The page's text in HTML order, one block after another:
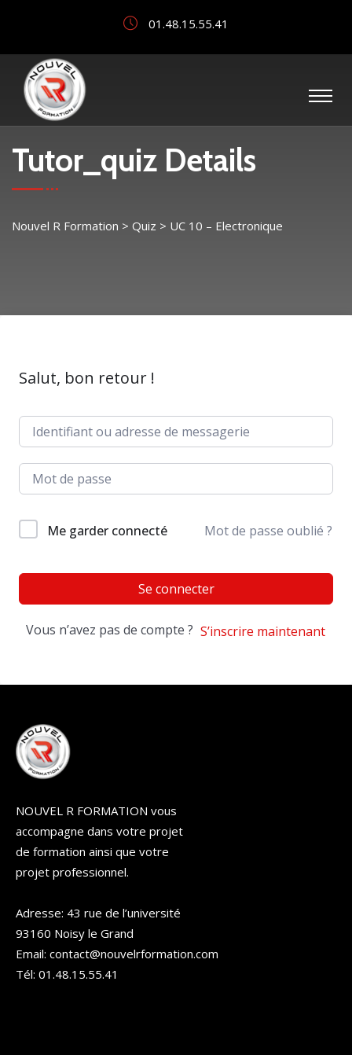
01.48.15.55.41
Tutor_quiz Details
Nouvel R Formation > Quiz > UC 10 – Electronique
Salut, bon retour !
Me garder connecté Mot de passe oublié ?
Se connecter
Vous n’avez pas de compte ? S’inscrire maintenant
NOUVEL R FORMATION vous
accompagne dans votre projet
de formation ainsi que votre
projet professionnel.
Adresse: 43 rue de l’université
93160 Noisy le Grand
Email: contact@nouvelrformation.com
Tél: 01.48.15.55.41